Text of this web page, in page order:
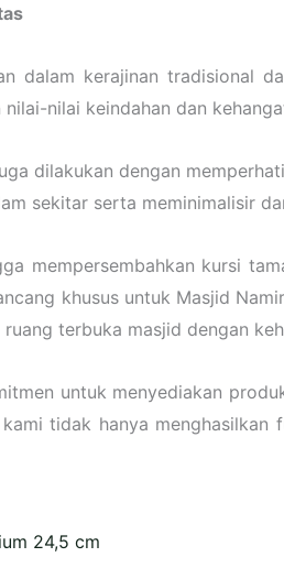
dalam kerajinan tradisional
nilai keindahan dan
dilakukan dengan
sekitar serta meminimalisir
mempersembahkan kursi
khusus untuk Masjid
terbuka masjid dengan
untuk menyediakan
tidak hanya
24,5 cm